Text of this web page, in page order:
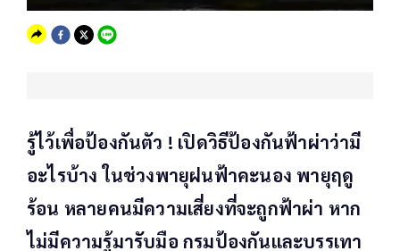
รู้ไว้เพื่อป้องกันตัว ! เปิดวิธีป้องกันฟ้าผ่าว่ามี
อะไรบ้าง ในช่วงพายุฝนฟ้าคะนอง พายุฤดู
ร้อน หลายคนมีความเสี่ยงที่จะถูกฟ้าผ่า หาก
ไม่มีความรู้มารับมือ กรมป้องกันและบรรเทา